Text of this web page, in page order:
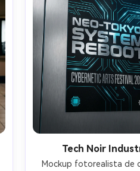
Tech Noir
Mockup fotorealista de